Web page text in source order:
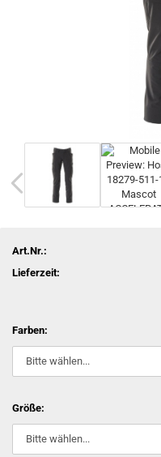
Art.Nr.:
Lieferzeit:
Farben:
Größe: